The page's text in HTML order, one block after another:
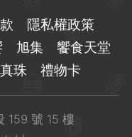
隱私權政策
旭集
饗食天堂
真珠 禮物卡
159 號 15 樓